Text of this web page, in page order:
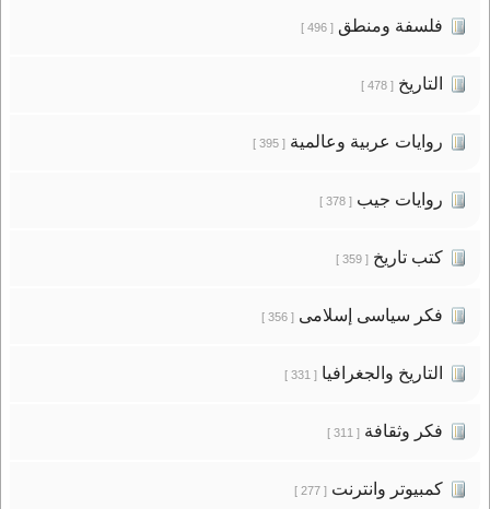
فلسفة ومنطق[ 496 ]
التاريخ[ 478 ]
روايات عربية وعالمية[ 395 ]
روايات جيب[ 378 ]
كتب تاريخ[ 359 ]
فكر سياسى إسلامى[ 356 ]
التاريخ والجغرافيا[ 331 ]
فكر وثقافة[ 311 ]
كمبيوتر وانترنت[ 277 ]